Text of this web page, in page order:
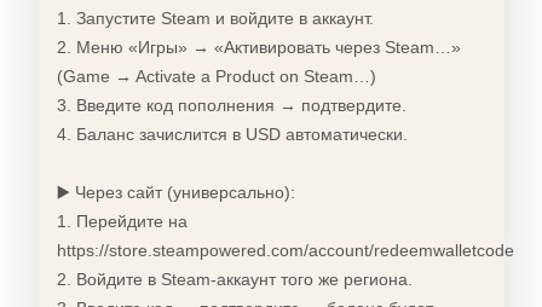
1. Запустите Steam и войдите в аккаунт.
2. Меню «Игры» → «Активировать через Steam…»
(Game → Activate a Product on Steam…)
3. Введите код пополнения → подтвердите.
4. Баланс зачислится в USD автоматически.
▶️ Через сайт (универсально):
1. Перейдите на
https://store.steampowered.com/account/redeemwalletcode
2. Войдите в Steam-аккаунт того же региона.